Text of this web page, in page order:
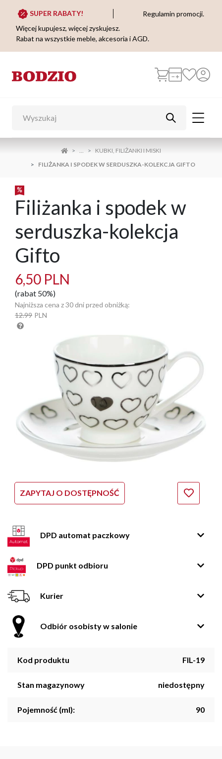
SUPER RABATY!
Regulamin promocji.
Więcej kupujesz, więcej zyskujesz.
Rabat na wszystkie meble, akcesoria i AGD.
...
KUBKI, FILIŻANKI I MISKI
FILIŻANKA I SPODEK W SERDUSZKA-KOLEKCJA GIFTO
Filiżanka i spodek w
serduszka-kolekcja
Gifto
6,50 PLN
(rabat 50%)
Najniższa cena z 30 dni przed obniżką:
12.99 PLN
ZAPYTAJ O DOSTĘPNOŚĆ
DPD automat paczkowy
DPD punkt odbioru
Kurier
Odbiór osobisty w salonie
Kod produktu FIL-19
Stan magazynowy niedostępny
Pojemność (ml): 90